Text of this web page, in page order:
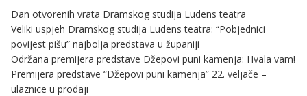
Dan otvorenih vrata Dramskog studija Ludens teatra
Veliki uspjeh Dramskog studija Ludens teatra: “Pobjednici
povijest pišu” najbolja predstava u županiji
Održana premijera predstave Džepovi puni kamenja: Hvala vam!
Premijera predstave “Džepovi puni kamenja” 22. veljače –
ulaznice u prodaji